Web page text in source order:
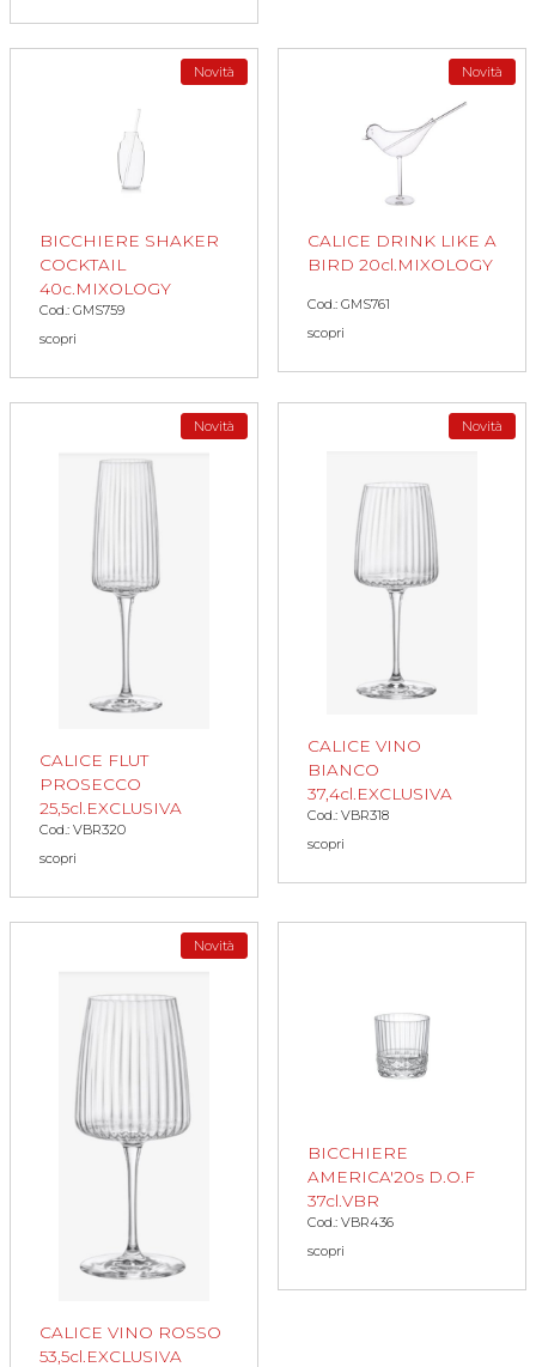
Novità
BICCHIERE SHAKER
COCKTAIL
40c.MIXOLOGY
Cod.: GMS759
scopri
Novità
CALICE DRINK LIKE A
BIRD 20cl.MIXOLOGY
Cod.: GMS761
scopri
Novità
CALICE FLUT
PROSECCO
25,5cl.EXCLUSIVA
Cod.: VBR320
scopri
Novità
CALICE VINO
BIANCO
37,4cl.EXCLUSIVA
Cod.: VBR318
scopri
Novità
CALICE VINO ROSSO
53,5cl.EXCLUSIVA
BICCHIERE
AMERICA'20s D.O.F
37cl.VBR
Cod.: VBR436
scopri